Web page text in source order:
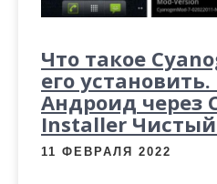
Что такое
его
Андроид через
Installer
11 ФЕВРАЛЯ 2022